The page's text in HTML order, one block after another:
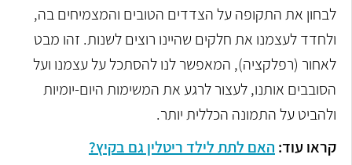
לבחון את התקופה על הצדדים הטובים והמצמיחים בה,
ולחדד לעצמנו את חלקים שהיינו רוצים לשנות. זהו מבט
לאחור (רפלקציה), המאפשר לנו להסתכל על עצמנו ועל
הסובבים אותנו, לעצור לרגע את המשימות היום-יומיות
ולהביט על התמונה הכללית יותר.
קראו עוד: האם לתת לילד ריטלין גם בקיץ?